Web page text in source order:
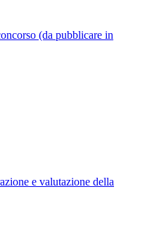
(da pubblicare in
e valutazione della